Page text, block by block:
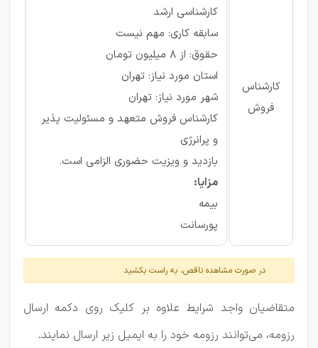
کارشناس
فروش
کارشناسی ارشد
سابقه کاری: مهم نیست
حقوق: از 8 میلیون تومان
استان مورد نیاز: تهران
شهر مورد نیاز: تهران
کارشناس فروش متعهد و مسئولیت پذیر
و پرانرژی
بازدید و ویزیت حضوری الزامی است.
مزایا:
بیمه
پورسانت
در صورت مشاهده ناقص، به راست بکشید
متقاضیان واجد شرایط علاوه بر کلیک روی دکمه ارسال
رزومه، می‌توانند رزومه خود را به ایمیل زیر ارسال نمایند.